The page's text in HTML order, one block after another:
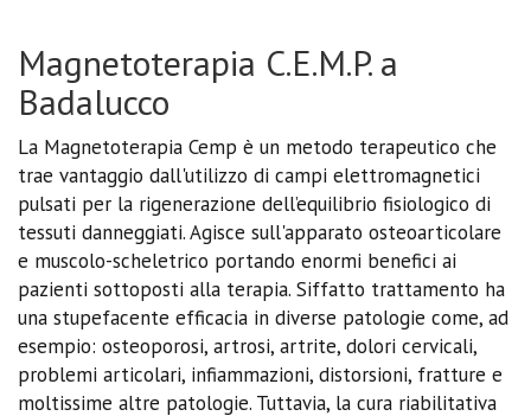
Magnetoterapia C.E.M.P. a
Badalucco
La Magnetoterapia Cemp è un metodo terapeutico che
trae vantaggio dall'utilizzo di campi elettromagnetici
pulsati per la rigenerazione dell’equilibrio fisiologico di
tessuti danneggiati. Agisce sull'apparato osteoarticolare
e muscolo-scheletrico portando enormi benefici ai
pazienti sottoposti alla terapia. Siffatto trattamento ha
una stupefacente efficacia in diverse patologie come, ad
esempio: osteoporosi, artrosi, artrite, dolori cervicali,
problemi articolari, infiammazioni, distorsioni, fratture e
moltissime altre patologie. Tuttavia, la cura riabilitativa